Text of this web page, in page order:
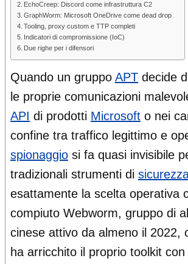
EchoCreep: Discord come infrastruttura C2
GraphWorm: Microsoft OneDrive come dead drop
Tooling, proxy custom e TTP completi
Indicatori di compromissione (IoC)
Due righe per i difensori
Quando un gruppo APT decide
le proprie comunicazioni
API di prodotti Microsoft o nei
confine tra traffico legittimo e
spionaggio si fa quasi invisibile
tradizionali strumenti di
esattamente la scelta operativa
compiuto Webworm, gruppo di
cinese attivo da almeno il 2022,
ha arricchito il proprio toolkit